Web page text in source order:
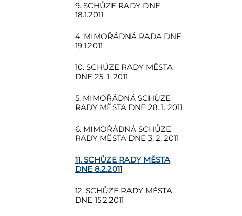
9. SCHŮZE RADY DNE
18.1.2011
4. MIMOŘÁDNÁ RADA DNE
19.1.2011
10. SCHŮZE RADY MĚSTA
DNE 25. 1. 2011
5. MIMOŘÁDNÁ SCHŮZE
RADY MĚSTA DNE 28. 1. 2011
6. MIMOŘÁDNÁ SCHŮZE
RADY MĚSTA DNE 3. 2. 2011
11. SCHŮZE RADY MĚSTA
DNE 8.2.2011
12. SCHŮZE RADY MĚSTA
DNE 15.2.2011